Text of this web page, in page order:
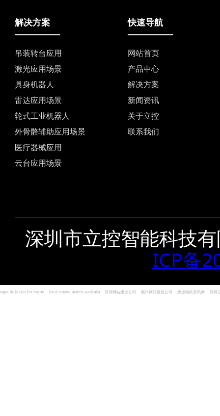
解决方案
吊装转台应用
激光应用场景
具身机器人
雷达应用场景
轮式工业机器人
外骨骼辅助应用场景
医疗器械应用
云台应用场景
快速导航
网站首页
产品中心
解决方案
新闻资讯
关于立控
联系我们
深圳市立控智能科技
ICP备
vape detector for home best smoke alarms australia 深圳网站建设公司 惠州网站建设公司 步进电机资讯网 深圳